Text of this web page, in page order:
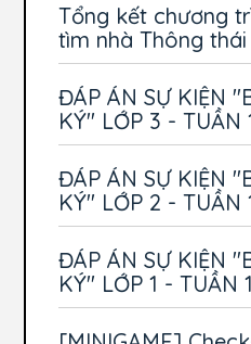
Tổng kết chương
tìm nhà Thông thái
ĐÁP ÁN SỰ KIỆN
KÝ" LỚP 3 - TUẦN
ĐÁP ÁN SỰ KIỆN
KÝ" LỚP 2 - TUẦN
ĐÁP ÁN SỰ KIỆN
KÝ" LỚP 1 - TUẦN